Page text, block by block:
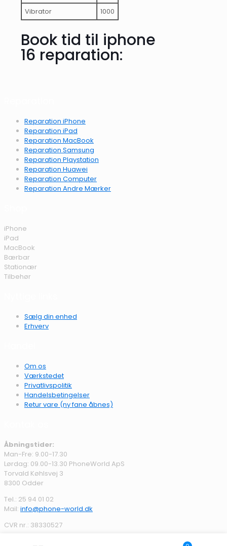
Vibrator
1000
Book tid til iphone
16 reparation:
Reparation iPhone
Reparation iPad
Reparation MacBook
Reparation Samsung
Reparation Playstation
Reparation Huawei
Reparation Computer
Reparation Andre Mærker
iPhone
iPad
MacBook
Bærbar
Stationær
Tilbehør
Sælg din enhed
Erhverv
Om os
Værkstedet
Privatlivspolitik
Handelsbetingelser
Retur vare (ny fane åbnes)
Åbningstider:
Man-Fre: 9.00-17.30
Lørdag: 09.00-13.30 PhoneWorld ApS
Torvald Køhlsvej 3
8300 Odder
Tel.: 25 94 01 02
Mail: info@phone-world.dk
CVR nr.: 38330527